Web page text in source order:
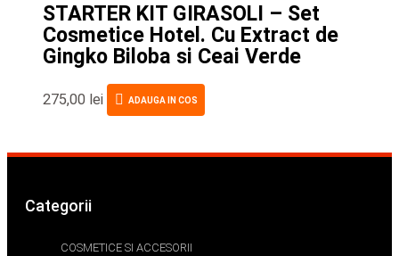
STARTER KIT GIRASOLI – Set
Cosmetice Hotel. Cu Extract de
Gingko Biloba si Ceai Verde
275,00 lei ADAUGA IN COS
Categorii
COSMETICE SI ACCESORII